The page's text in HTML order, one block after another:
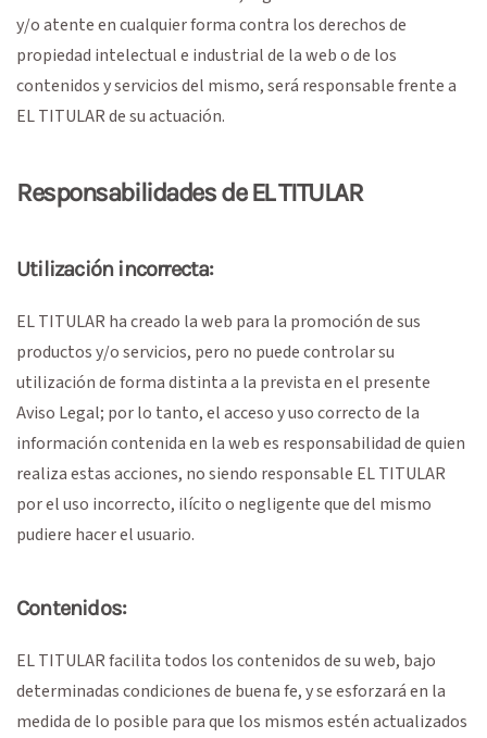
y/o atente en cualquier forma contra los derechos de
propiedad intelectual e industrial de la web o de los
contenidos y servicios del mismo, será responsable frente a
EL TITULAR de su actuación.
Responsabilidades de EL TITULAR
Utilización incorrecta:
EL TITULAR ha creado la web para la promoción de sus
productos y/o servicios, pero no puede controlar su
utilización de forma distinta a la prevista en el presente
Aviso Legal; por lo tanto, el acceso y uso correcto de la
información contenida en la web es responsabilidad de quien
realiza estas acciones, no siendo responsable EL TITULAR
por el uso incorrecto, ilícito o negligente que del mismo
pudiere hacer el usuario.
Contenidos:
EL TITULAR facilita todos los contenidos de su web, bajo
determinadas condiciones de buena fe, y se esforzará en la
medida de lo posible para que los mismos estén actualizados